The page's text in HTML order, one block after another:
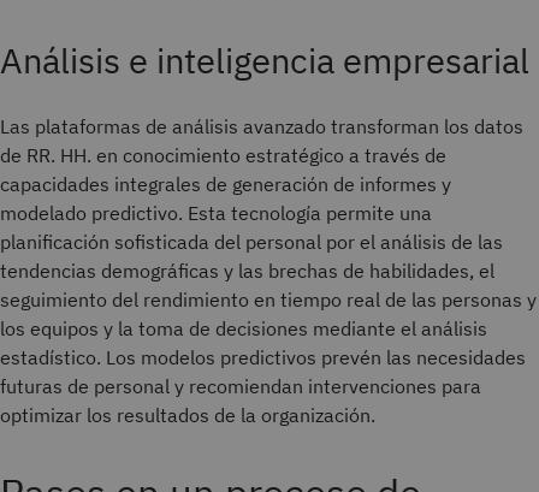
Análisis e inteligencia empresarial
Las plataformas de análisis avanzado transforman los datos
de RR. HH. en conocimiento estratégico a través de
capacidades integrales de generación de informes y
modelado predictivo. Esta tecnología permite una
planificación sofisticada del personal por el análisis de las
tendencias demográficas y las brechas de habilidades, el
seguimiento del rendimiento en tiempo real de las personas y
los equipos y la toma de decisiones mediante el análisis
estadístico. Los modelos predictivos prevén las necesidades
futuras de personal y recomiendan intervenciones para
optimizar los resultados de la organización.